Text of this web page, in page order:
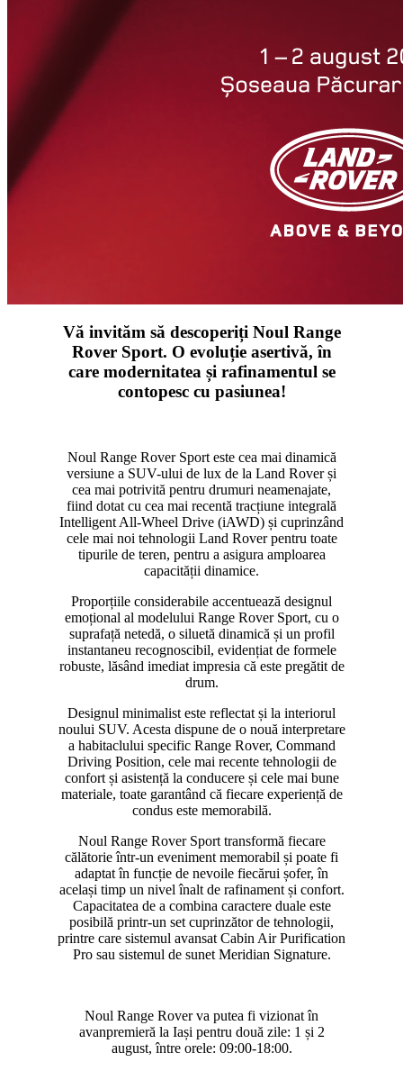
Vă invităm să descoperiți Noul Range
Rover Sport. O evoluție asertivă, în
care modernitatea și rafinamentul se
contopesc cu pasiunea!
Noul Range Rover Sport este cea mai dinamică
versiune a SUV-ului de lux de la Land Rover și
cea mai potrivită pentru drumuri neamenajate,
fiind dotat cu cea mai recentă tracțiune integrală
Intelligent All-Wheel Drive (iAWD) și cuprinzând
cele mai noi tehnologii Land Rover pentru toate
tipurile de teren, pentru a asigura amploarea
capacității dinamice.
Proporțiile considerabile accentuează designul
emoțional al modelului Range Rover Sport, cu o
suprafață netedă, o siluetă dinamică și un profil
instantaneu recognoscibil, evidențiat de formele
robuste, lăsând imediat impresia că este pregătit de
drum.
Designul minimalist este reflectat și la interiorul
noului SUV. Acesta dispune de o nouă interpretare
a habitaclului specific Range Rover, Command
Driving Position, cele mai recente tehnologii de
confort și asistență la conducere și cele mai bune
materiale, toate garantând că fiecare experiență de
condus este memorabilă.
Noul Range Rover Sport transformă fiecare
călătorie într-un eveniment memorabil și poate fi
adaptat în funcție de nevoile fiecărui șofer, în
același timp un nivel înalt de rafinament și confort.
Capacitatea de a combina caractere duale este
posibilă printr-un set cuprinzător de tehnologii,
printre care sistemul avansat Cabin Air Purification
Pro sau sistemul de sunet Meridian Signature.
Noul Range Rover va putea fi vizionat în
avanpremieră la Iași pentru două zile: 1 și 2
august, între orele: 09:00-18:00.